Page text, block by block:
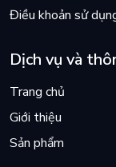
Điều khoản sử
Dịch vụ và
Trang chủ
Giới thiệu
Sản phẩm